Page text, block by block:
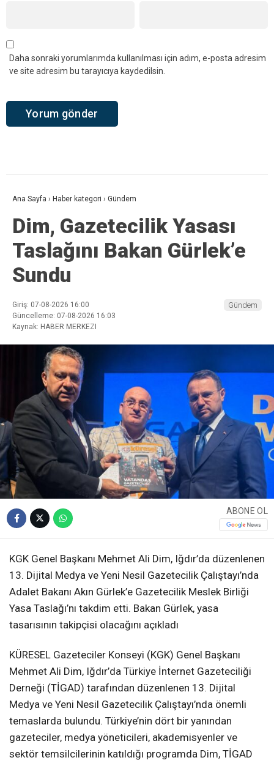
Daha sonraki yorumlarımda kullanılması için adım, e-posta adresim
ve site adresim bu tarayıcıya kaydedilsin.
Ana Sayfa › Haber kategori › Gündem
Dim, Gazetecilik Yasası
Taslağını Bakan Gürlek’e
Sundu
Giriş: 07-08-2026 16:00
Güncelleme: 07-08-2026 16:03
Kaynak: HABER MERKEZI
Gündem
ABONE OL
KGK Genel Başkanı Mehmet Ali Dim, Iğdır’da düzenlenen
13. Dijital Medya ve Yeni Nesil Gazetecilik Çalıştayı’nda
Adalet Bakanı Akın Gürlek’e Gazetecilik Meslek Birliği
Yasa Taslağı’nı takdim etti. Bakan Gürlek, yasa
tasarısının takipçisi olacağını açıkladı
KÜRESEL Gazeteciler Konseyi (KGK) Genel Başkanı
Mehmet Ali Dim, Iğdır’da Türkiye İnternet Gazeteciliği
Derneği (TİGAD) tarafından düzenlenen 13. Dijital
Medya ve Yeni Nesil Gazetecilik Çalıştayı’nda önemli
temaslarda bulundu. Türkiye’nin dört bir yanından
gazeteciler, medya yöneticileri, akademisyenler ve
sektör temsilcilerinin katıldığı programda Dim, TİGAD